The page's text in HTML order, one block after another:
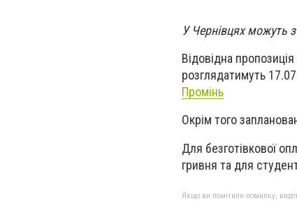
У Чернівцях можуть
Відовідна
розглядатимуть
Промінь
Окрім того
Для безготівкової
гривня та для
Якщо ви помітили помилку,